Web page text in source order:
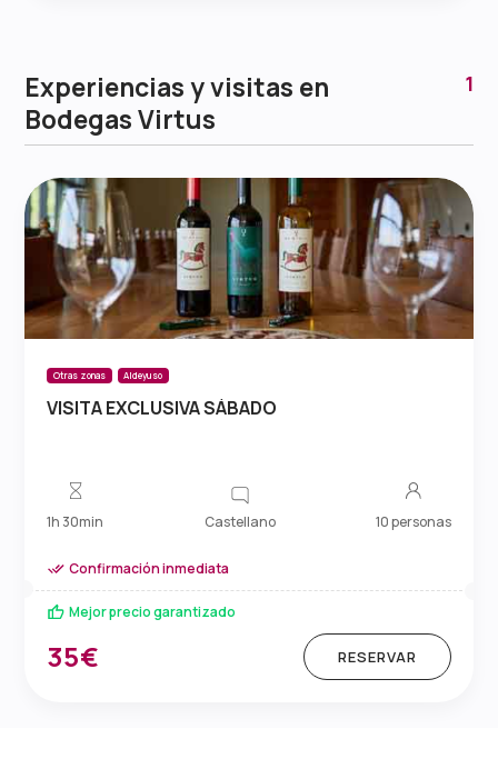
Experiencias y visitas en
Bodegas Virtus
1
Otras zonas Aldeyuso
VISITA EXCLUSIVA SÁBADO
1h 30min Castellano 10 personas
Confirmación inmediata
Mejor precio garantizado
35€ RESERVAR